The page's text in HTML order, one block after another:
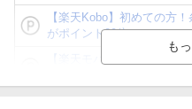
【楽天Kobo】初めての方
がポイント20倍
【楽天モバイルご利用者限